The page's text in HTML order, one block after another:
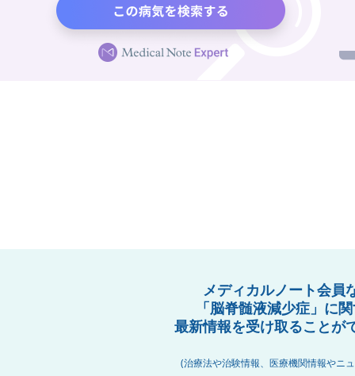
メディカルノート会員
「脳脊髄液減少症」に
最新情報を受け取ることが
(治療法や治験情報、医療機関情報やニ